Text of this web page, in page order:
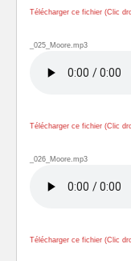
Télécharger ce fichier (Clic
_025_Moore.mp3
Télécharger ce fichier (Clic
_026_Moore.mp3
Télécharger ce fichier (Clic